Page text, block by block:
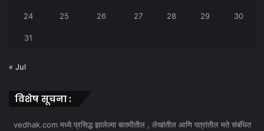
24 25 26 27 28 29 30
31
« Jul
विशेष सूचना :
vedhak.com मध्ये प्रसिद्ध झालेल्या बातमीतील , लेखांतील आणि पत्रांतील मते संबंधित